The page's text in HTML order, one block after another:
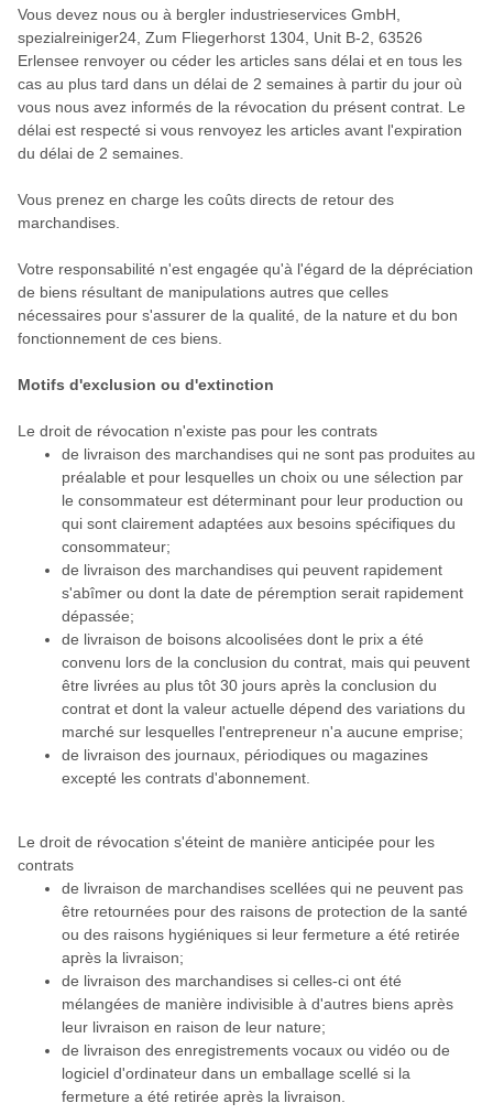
Vous devez nous ou à bergler industrieservices GmbH,
spezialreiniger24, Zum Fliegerhorst 1304, Unit B-2, 63526
Erlensee renvoyer ou céder les articles sans délai et en tous les
cas au plus tard dans un délai de 2 semaines à partir du jour où
vous nous avez informés de la révocation du présent contrat . Le
délai est respecté si vous renvoyez les articles avant l'expiration
du délai de 2 semaines.
Vous prenez en charge les coûts directs de retour des
marchandises.
Votre responsabilité n'est engagée qu'à l'égard de la dépréciation
de biens résultant de manipulations autres que celles
nécessaires pour s'assurer de la qualité, de la nature et du bon
fonctionnement de ces biens.
Motifs d'exclusion ou d'extinction
Le droit de révocation n'existe pas pour les contrats
de livraison des marchandises qui ne sont pas produites au
préalable et pour lesquelles un choix ou une sélection par
le consommateur est déterminant pour leur production ou
qui sont clairement adaptées aux besoins spécifiques du
consommateur;
de livraison des marchandises qui peuvent rapidement
s'abîmer ou dont la date de péremption serait rapidement
dépassée;
de livraison de boisons alcoolisées dont le prix a été
convenu lors de la conclusion du contrat, mais qui peuvent
être livrées au plus tôt 30 jours après la conclusion du
contrat et dont la valeur actuelle dépend des variations du
marché sur lesquelles l'entrepreneur n'a aucune emprise;
de livraison des journaux, périodiques ou magazines
excepté les contrats d'abonnement.
Le droit de révocation s'éteint de manière anticipée pour les
contrats
de livraison de marchandises scellées qui ne peuvent pas
être retournées pour des raisons de protection de la santé
ou des raisons hygiéniques si leur fermeture a été retirée
après la livraison;
de livraison des marchandises si celles-ci ont été
mélangées de manière indivisible à d'autres biens après
leur livraison en raison de leur nature;
de livraison des enregistrements vocaux ou vidéo ou de
logiciel d'ordinateur dans un emballage scellé si la
fermeture a été retirée après la livraison.